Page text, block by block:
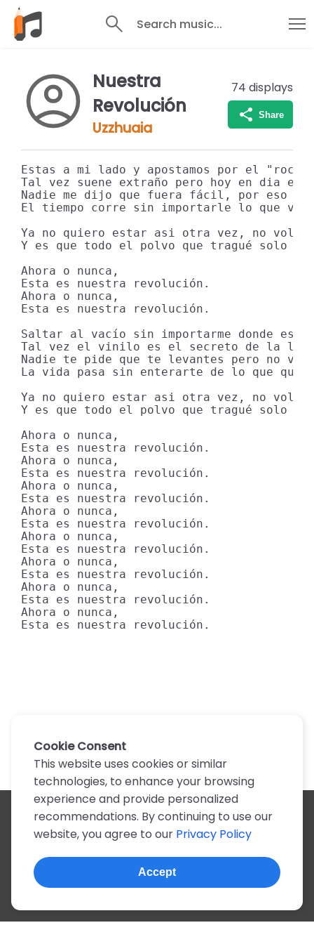
Search music...
Nuestra
Revolución
Uzzhuaia
74 displays
Share
Estas a mi lado y apostamos por el
Tal vez suene extraño pero hoy en dia es
Nadie me dijo que fuera fácil, por eso no
El tiempo corre sin importarle lo que
Ya no quiero estar asi otra vez, no
Y es que todo el polvo que tragué solo ha
Ahora o nunca,
Esta es nuestra revolución.
Ahora o nunca,
Esta es nuestra revolución.
Saltar al vacío sin importarme donde
Tal vez el vinilo es el secreto de la
Nadie te pide que te levantes pero no
La vida pasa sin enterarte de lo que
Ya no quiero estar asi otra vez, no
Y es que todo el polvo que tragué solo ha
Ahora o nunca,
Esta es nuestra revolución.
Ahora o nunca,
Esta es nuestra revolución.
Ahora o nunca,
Esta es nuestra revolución.
Ahora o nunca,
Esta es nuestra revolución.
Ahora o nunca,
Esta es nuestra revolución.
Ahora o nunca,
Esta es nuestra revolución.
Ahora o nunca,
Esta es nuestra revolución.
Ahora o nunca,
Esta es nuestra revolución.
All artists
A
B C D E F G H I J K
N
O P Q R S T U V W X
Z
0-9
© 2022, more than 2 million tabs and lyrics
Cookie Consent
This website uses cookies or similar
technologies, to enhance your browsing
experience and provide personalized
recommendations. By continuing to use our
website, you agree to our Privacy Policy
Accept